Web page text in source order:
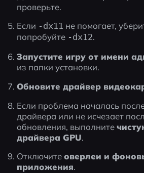
проверьте.
Если -dx11 не помогает,
попробуйте -dx12.
Запустите игру от имени
из папки установки.
Обновите драйвер
Если проблема началась
драйвера или не исчезает
обновления, выполните
драйвера GPU.
Отключите оверлеи и
приложения.